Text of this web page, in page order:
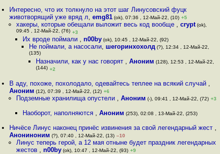
Интересно, что их толкнуло на этот шаг Линусовский фуцк
животворящий уже вряд л,emg81 (ok), 07:36 , 12-Май-22, (10) +5
хакеры, которые обещали выложит весь код вообще , crypt(ok),
09:45 , 12-Май-22, (76) +3
Их вроде поймали , n00by(ok), 10:45 , 12-Май-22, (92)
Не поймали, а насосали, шегоринхохолд (?), 12:34 , 12-Май-22,
(135)
Назначили, как у нас говорят , Аноним (128), 12:53 , 12-Май-22,
(144) +2
В аду, похоже, похолодало, одевайтесь теплее на всякий случай ,
Аноним (12), 07:39 , 12-Май-22, (12) +6
Подземные хранилища опустели , Аноним (-), 09:41 , 12-Май-22, (72) +3
Наоборот, наполняются , Аноним (253), 02:08 , 13-Май-22, (253)
Ничёсе Линус наконец принёс извинения за свой легендарный жест ,
Анониноним (?), 07:40 , 12-Май-22, (13) –10
Линус теперь герой, а 12 мая отныне будет праздник легендарных
жестов , n00by(ok), 10:47 , 12-Май-22, (93) +9